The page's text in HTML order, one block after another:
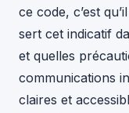
ce code, c’est
sert cet indicatif
et quelles
communications
claires et